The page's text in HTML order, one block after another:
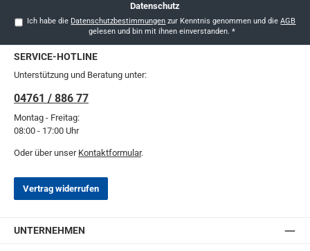
Datenschutz
Ich habe die Datenschutzbestimmungen zur Kenntnis genommen und dieAGB
gelesen und bin mit ihnen einverstanden. *
SERVICE-HOTLINE
Unterstützung und Beratung unter:
04761 / 886 77
Montag - Freitag:
08:00 - 17:00 Uhr
Oder über unser Kontaktformular.
Vertrag widerrufen
UNTERNEHMEN